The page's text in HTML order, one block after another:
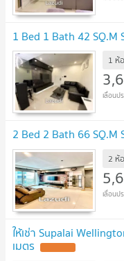
1 Bed 1 Bath 42
1 ห้
2 Bed 2 Bath 66
2 ห้
ให้เช่า Supalai
เมตร